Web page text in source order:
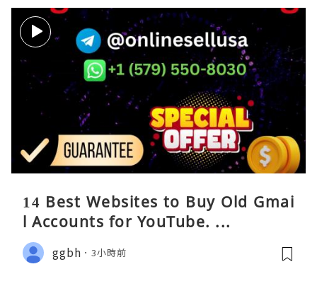
14 Best Websites to Buy Old Gmai
l Accounts for YouTube. ...
ggbh 3小時前